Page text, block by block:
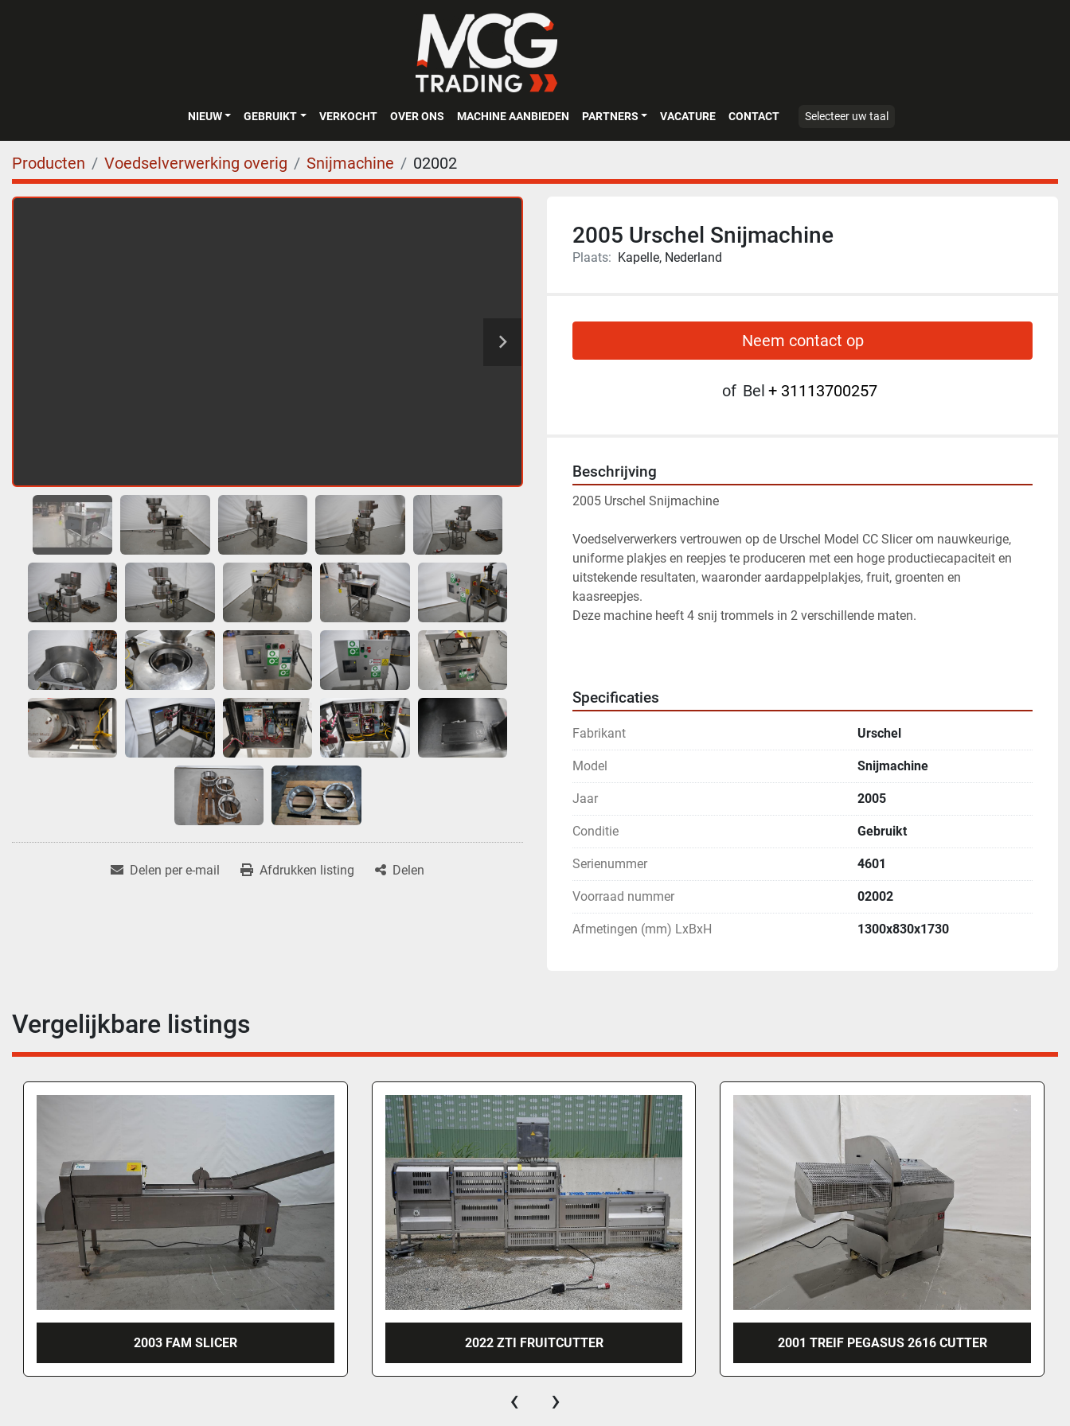
NIEUW GEBRUIKT VERKOCHT OVER ONS MACHINE AANBIEDEN PARTNERS VACATURE CONTACT Selecteer uw taal
Producten Voedselverwerking overig Snijmachine 02002
Delen per e-mail Afdrukken listing Delen
2005 Urschel Snijmachine
Plaats: Kapelle, Nederland
Neem contact op
of Bel + 31113700257
Beschrijving
2005 Urschel Snijmachine
Voedselverwerkers vertrouwen op de Urschel Model CC Slicer om nauwkeurige,
uniforme plakjes en reepjes te produceren met een hoge productiecapaciteit en
uitstekende resultaten, waaronder aardappelplakjes, fruit, groenten en
kaasreepjes.
Deze machine heeft 4 snij trommels in 2 verschillende maten.
Specificaties
Fabrikant Urschel
Model Snijmachine
Jaar 2005
Conditie Gebruikt
Serienummer 4601
Voorraad nummer 02002
Afmetingen (mm) LxBxH 1300x830x1730
Vergelijkbare listings
2022 ZTI FRUITCUTTER 2001 TREIF PEGASUS 2616 CUTTER URSCHEL SNIJMACHINE RA-A
‹ ›